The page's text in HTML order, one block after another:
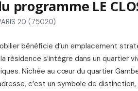
programme LE
20 (75020)
bénéficie d’un emplacement
résidence s’intègre dans un quartier
Nichée au cœur du quartier
c’est un symbole de